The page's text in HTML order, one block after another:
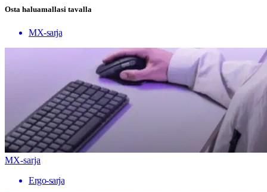
Osta haluamallasi tavalla
MX-sarja
MX-sarja
Ergo-sarja